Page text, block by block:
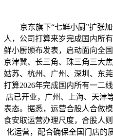
京东旗下“七鲜小厨”扩张加
人，公司打算来岁完成国内所
鲜小厨颁布发表，启动面向全
京津冀、长三角、珠三角三大
姑苏、杭州、广州、深圳、东
打算2026年完成国内所有一二
店已开业，广州、上海、天津
表态。据悉，运营合股人合做
食安取运营办理尺度，合股人
化运营，配合确保全国门店的